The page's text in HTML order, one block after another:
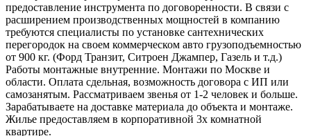
предоставление инструмента по договоренности. В связи с
расширением производственных мощностей в компанию
требуются специалисты по установке сантехнических
перегородок на своем коммерческом авто грузоподъемностью
от 900 кг. (Форд Транзит, Ситроен Джампер, Газель и т.д.)
Работы монтажные внутренние. Монтажи по Москве и
области. Оплата сдельная, возможность договора с ИП или
самозанятым. Рассматриваем звенья от 1-2 человек и больше.
Зарабатываете на доставке материала до объекта и монтаже.
Жилье предоставляем в корпоративной 3х комнатной
квартире.